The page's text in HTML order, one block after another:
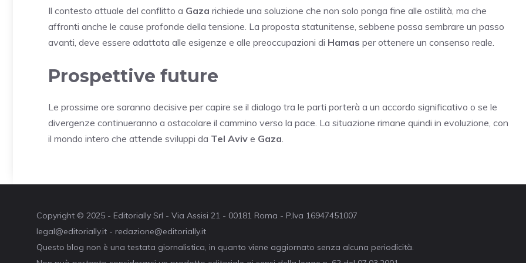
Il contesto attuale del conflitto a Gaza richiede una soluzione che non solo ponga fine alle ostilità, ma che
affronti anche le cause profonde della tensione. La proposta statunitense, sebbene possa sembrare un passo
avanti, deve essere adattata alle esigenze e alle preoccupazioni di Hamas per ottenere un consenso reale.
Prospettive future
Le prossime ore saranno decisive per capire se il dialogo tra le parti porterà a un accordo significativo o se le
divergenze continueranno a ostacolare il cammino verso la pace. La situazione rimane quindi in evoluzione, con
il mondo intero che attende sviluppi da Tel Aviv e Gaza
Copyright © 2025 - Editorially Srl - Via Assisi 21 - 00181 Roma - P.Iva 16947451007
legal@editorially.it - redazione@editorially.it
Questo blog non è una testata giornalistica, in quanto viene aggiornato senza alcuna periodicità.